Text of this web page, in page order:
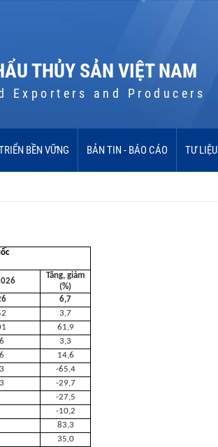
THỦY SẢN VIỆT NAM
Exporters and Producers
BỀN VỮNG BẢN TIN - BÁO CÁO TƯ LIỆU
Tăng, giảm
(%)
6,7
3,7
61,9
3,3
14,6
-65,4
-29,7
-27,5
-10,2
83,3
35,0